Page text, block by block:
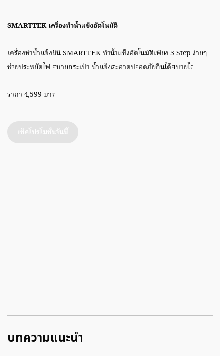
SMARTTEK เครื่องทำน้ำแข็งอัตโนมัติ
เครื่องทำน้ำแข็งมินิ SMARTTEK ทำน้ำแข็งอัตโนมัติเพียง 3 Step ง่ายๆ
ช่วยประหยัดไฟ สบายกระเป๋า น้ำแข็งสะอาดปลอดภัยกินได้สบายใจ
ราคา 4,599 บาท
เช็คโปรโมชั่นวันนี้
บทความแนะนำ